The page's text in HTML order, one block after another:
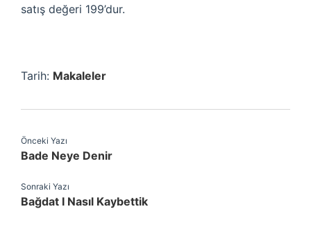
satış değeri 199’dur.
Tarih: Makaleler
Önceki Yazı
Bade Neye Denir
Sonraki Yazı
Bağdat I Nasıl Kaybettik